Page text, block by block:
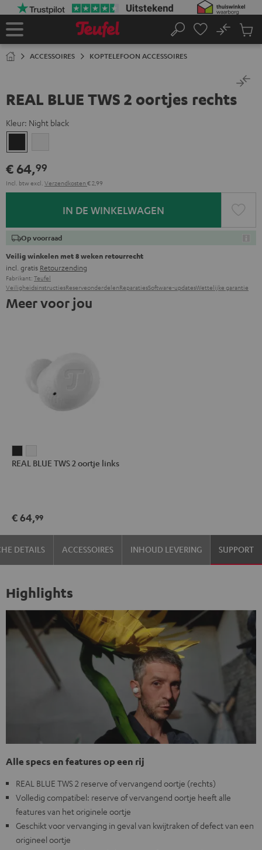
Home
Zoeken
No
ACCESSOIRES KOPTELEFOON ACCESSOIRES
REAL BLUE TWS 2 oortjes rechts
Kleur: Night black
black
€ 64,99
Incl. btwexcl. Verzendkosten € 2,99
IN DE WINKELWAGEN
Op voorraad
Veilig winkelen met 8 weken retourrecht
incl. gratis Retourzending
Fabrikant: Teufel
VeiligheidsinstructiesReserveonderdelenReparatiesSoftware-updatesWettelijke garantie
Meer voor jou
BLUE
links
Night
black
BLUE
links
Pure
White
REAL BLUE TWS 2 oortje links
€ 64,99
DETAILS ACCESSOIRES INHOUD LEVERING SUPPORT
Highlights
Alle specs en features op een rij
REAL BLUE TWS 2 reserve of vervangend oortje (rechts)
Volledig compatibel: reserve of vervangend oortje heeft alle
features van het originele oortje
Geschikt voor vervanging in geval van kwijtraken of defect van een
origineel oortje